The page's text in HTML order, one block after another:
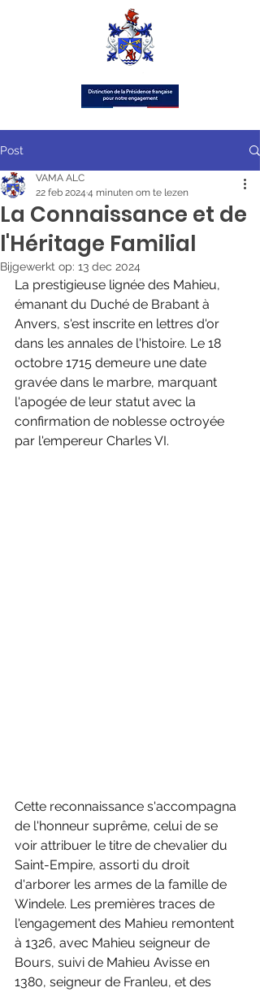
Post
La Connaissance et de
l'Héritage Familial
VAMA ALC
22 feb 2024 4 minuten om te lezen
Bijgewerkt op: 13 dec 2024
La prestigieuse lignée des Mahieu,
émanant du Duché de Brabant à
Anvers, s'est inscrite en lettres d'or
dans les annales de l'histoire. Le 18
octobre 1715 demeure une date
gravée dans le marbre, marquant
l'apogée de leur statut avec la
confirmation de noblesse octroyée
par l'empereur Charles VI.
Cette reconnaissance s'accompagna
de l'honneur suprême, celui de se
voir attribuer le titre de chevalier du
Saint-Empire, assorti du droit
d'arborer les armes de la famille de
Windele. Les premières traces de
l'engagement des Mahieu remontent
à 1326, avec Mahieu seigneur de
Bours, suivi de Mahieu Avisse en
1380, seigneur de Franleu, et des